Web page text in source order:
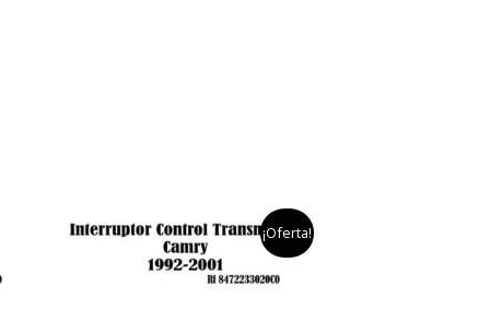
¡Oferta!
el
precio
original
era:
el
precio
actual
es: